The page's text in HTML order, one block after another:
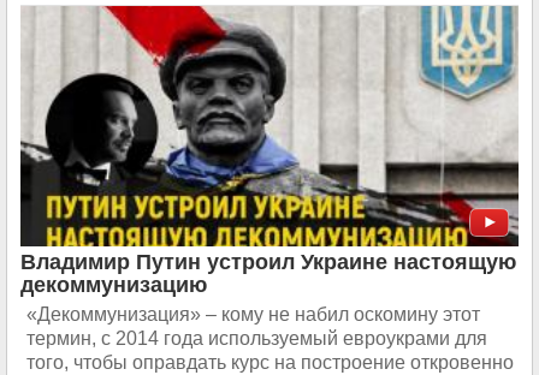
Владимир Путин устроил Украине настоящую
декоммунизацию
«Декоммунизация» – кому не набил оскомину этот
термин, с 2014 года используемый евроукрами для
того, чтобы оправдать курс на построение откровенно